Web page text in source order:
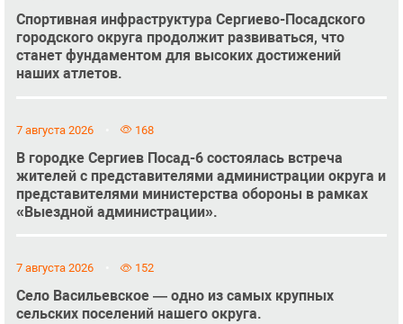
Спортивная инфраструктура Сергиево-Посадского
городского округа продолжит развиваться, что
станет фундаментом для высоких достижений
наших атлетов.
7 августа 2026 168
В городке Сергиев Посад-6 состоялась встреча
жителей с представителями администрации округа и
представителями министерства обороны в рамках
«Выездной администрации».
7 августа 2026 152
Село Васильевское — одно из самых крупных
сельских поселений нашего округа.